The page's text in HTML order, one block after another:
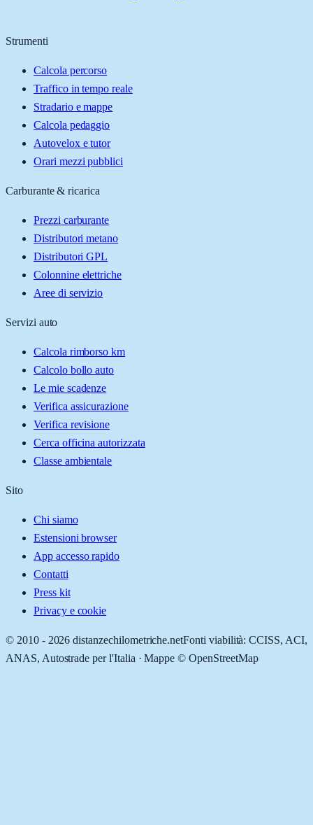
Strumenti
Calcola percorso
Traffico in tempo reale
Stradario e mappe
Calcola pedaggio
Autovelox e tutor
Orari mezzi pubblici
Carburante & ricarica
Prezzi carburante
Distributori metano
Distributori GPL
Colonnine elettriche
Aree di servizio
Servizi auto
Calcola rimborso km
Calcolo bollo auto
Le mie scadenze
Verifica assicurazione
Verifica revisione
Cerca officina autorizzata
Classe ambientale
Sito
Chi siamo
Estensioni browser
App accesso rapido
Contatti
Press kit
Privacy e cookie
© 2010 - 2026 distanzechilometriche.netFonti viabilità: CCISS, ACI,
ANAS, Autostrade per l'Italia · Mappe © OpenStreetMap